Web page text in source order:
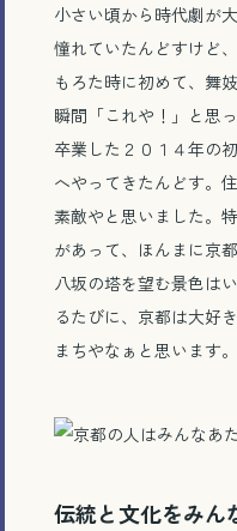
小さい頃から時代劇が
憧れていたんどすけど
もろた時に初めて、舞
瞬間「これや！」と思
卒業した２０１４年の
へやってきたんどす。
素敵やと思いました。
があって、ほんまに京
八坂の塔を望む景色は
るたびに、京都は大好
まちやなぁと思います。
伝統と文化をみん